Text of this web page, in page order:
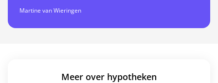
Martine van Wieringen
Meer over hypotheken